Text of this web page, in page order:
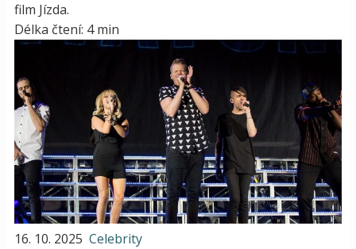
film Jízda.
Délka čtení: 4 min
16. 10. 2025 Celebrity